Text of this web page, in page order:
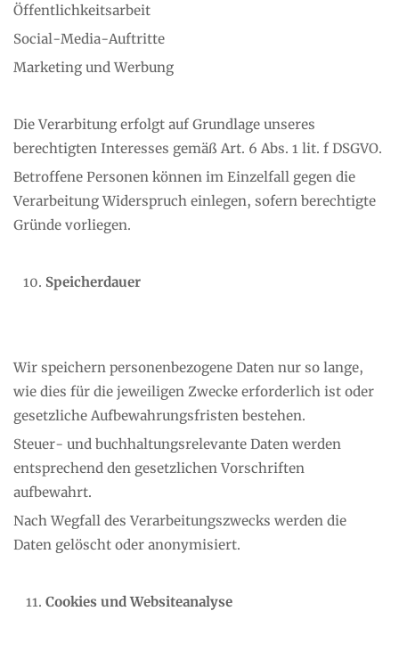
Öffentlichkeitsarbeit
Social-Media-Auftritte
Marketing und Werbung
Die Verarbitung erfolgt auf Grundlage unseres
berechtigten Interesses gemäß Art. 6 Abs. 1 lit. f DSGVO.
Betroffene Personen können im Einzelfall gegen die
Verarbeitung Widerspruch einlegen, sofern berechtigte
Gründe vorliegen.
Speicherdauer
Wir speichern personenbezogene Daten nur so lange,
wie dies für die jeweiligen Zwecke erforderlich ist oder
gesetzliche Aufbewahrungsfristen bestehen.
Steuer- und buchhaltungsrelevante Daten werden
entsprechend den gesetzlichen Vorschriften
aufbewahrt.
Nach Wegfall des Verarbeitungszwecks werden die
Daten gelöscht oder anonymisiert.
Cookies und Websiteanalyse